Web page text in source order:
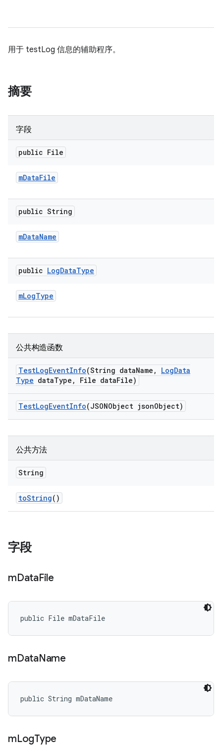
用于 testLog 信息的辅助程序。
摘要
字段
public File
mDataFile
public String
mDataName
public LogDataType
mLogType
公共构造函数
TestLogEventInfo(String dataName , LogData
Type dataType , File dataFile)
TestLogEventInfo(JSONObject jsonObject)
公共方法
String
toString()
字段
mDataFile
public File mDataFile
mDataName
public String mDataName
mLogType